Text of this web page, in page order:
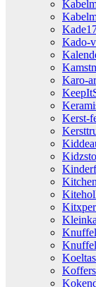
Kado-
Karo-
Kerst-